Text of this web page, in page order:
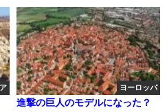
ヨーロッパ
進撃の巨人のモデルになった？